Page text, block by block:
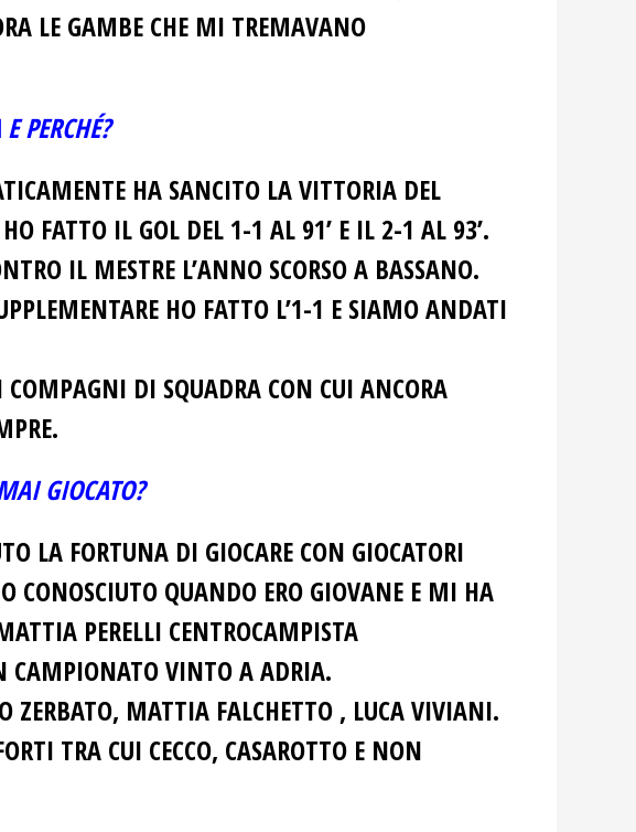
LE GAMBE CHE MI TREMAVANO
PERCHÉ?
HA SANCITO LA VITTORIA DEL
FATTO IL GOL DEL 1-1 AL 91’ E IL 2-1 AL 93’.
IL MESTRE L’ANNO SCORSO A BASSANO.
HO FATTO L’1-1 E SIAMO ANDATI
DI SQUADRA CON CUI ANCORA
GIOCATO?
LA FORTUNA DI GIOCARE CON GIOCATORI
CONOSCIUTO QUANDO ERO GIOVANE E MI HA
PERELLI CENTROCAMPISTA
CAMPIONATO VINTO A ADRIA.
ZERBATO, MATTIA FALCHETTO , LUCA VIVIANI.
TRA CUI CECCO, CASAROTTO E NON